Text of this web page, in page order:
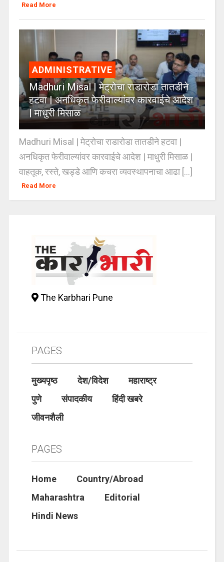
Read More
ADMINISTRATIVE
Madhuri Misal | मेट्रोचा राडारोडा तातडीने
हटवा | अनधिकृत फेरीवाल्यांवर कारवाईचे आदेश
| माधुरी मिसाळ
Madhuri Misal | मेट्रोचा राडारोडा तातडीने हटवा |
अनधिकृत फेरीवाल्यांवर कारवाईचे आदेश | माधुरी मिसाळ |
वाहतूक, रस्ते, खड्डे आणि कचरा व्यवस्थापनाचा आढा [...]
Read More
The Karbhari Pune
PAGES
मुख्यपृष्ठ देश/विदेश
महाराष्ट्र
पुणे
संपादकीय
हिंदी खबरे
जीवनशैली
PAGES
Home
Country/Abroad
Maharashtra
Editorial
Hindi News